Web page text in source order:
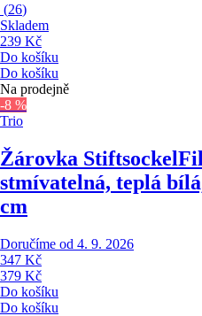
(26)
Skladem
239 Kč
Do košíku
Do košíku
Na prodejně
-8 %
Trio
Žárovka Stiftsockel
stmívatelná, teplá
cm
Doručíme od 4. 9. 2026
347 Kč
379 Kč
Do košíku
Do košíku